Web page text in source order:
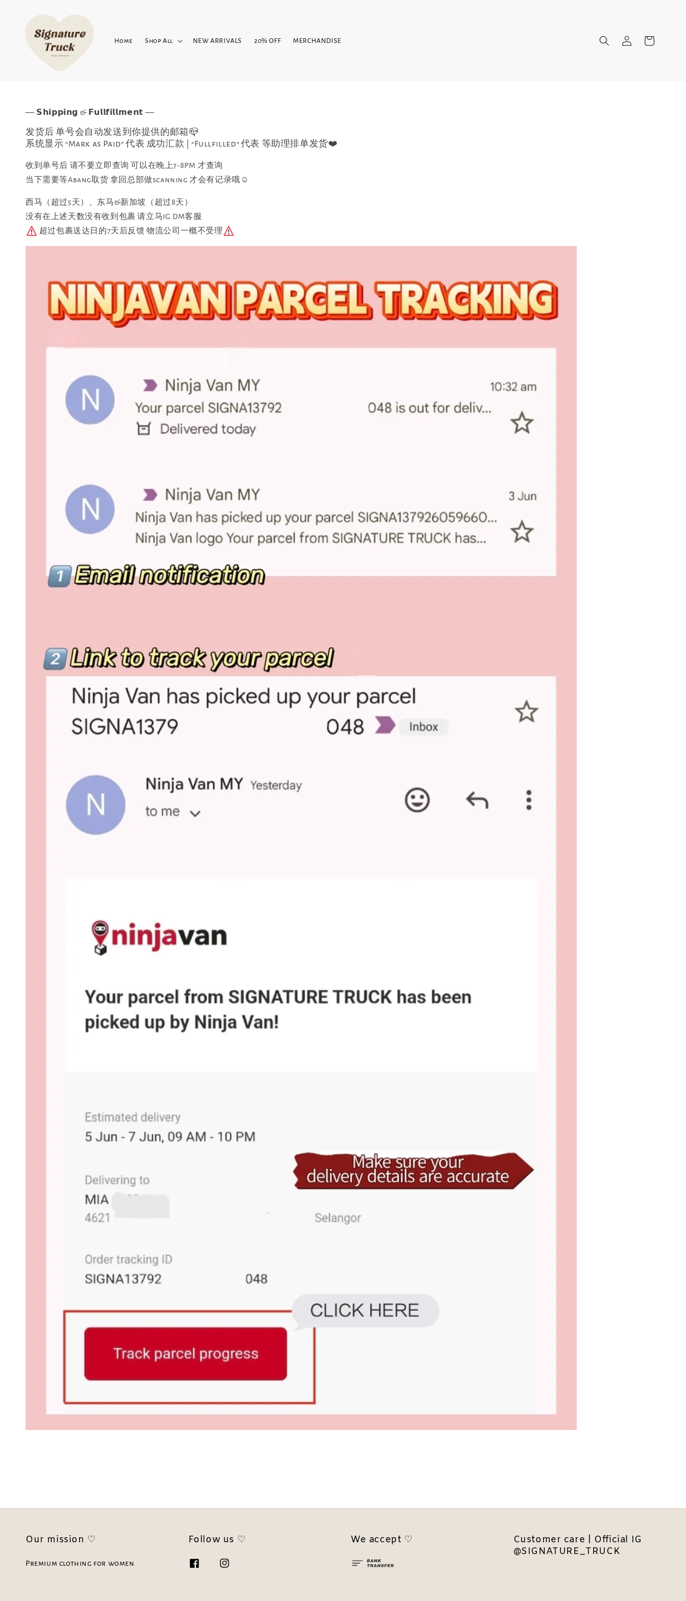
Home Shop All NEW ARRIVALS 20% OFF MERCHANDISE
— 𝗦𝗵𝗶𝗽𝗽𝗶𝗻𝗴 & 𝗙𝘂𝗹𝗹𝗳𝗶𝗹𝗹𝗺𝗲𝗻𝘁 —
发货后 单号会自动发送到你提供的邮箱📪
系统显示 “Mark as Paid” 代表 成功汇款 | “Fullfilled” 代表 等助理排单发货❤️
收到单号后 请不要立即查询 可以在晚上7-8PM 才查询
当下需要等Abang取货 拿回总部做scanning 才会有记录哦☺️
西马（超过5天）、东马&新加坡（超过8天）
没有在上述天数没有收到包裹 请立马IG DM客服
超过包裹送达日的7天后反馈 物流公司一概不受理
Our mission ♡
Premium clothing for women
Follow us ♡ We accept ♡
Customer care | Official IG
@SIGNATURE_TRUCK